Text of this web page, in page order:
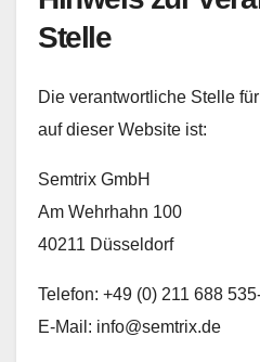
Stelle
Die verantwortliche Stelle
auf dieser Website ist:
Semtrix GmbH
Am Wehrhahn 100
40211 Düsseldorf
Telefon: +49 (0) 211 688
E-Mail: info@semtrix.de